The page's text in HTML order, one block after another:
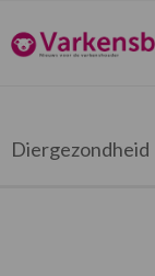
de
hoofdnavigatie
de
hoofd
de
eerste
de
voettekst
Varkensbedrijf.nl
Diergezondheid